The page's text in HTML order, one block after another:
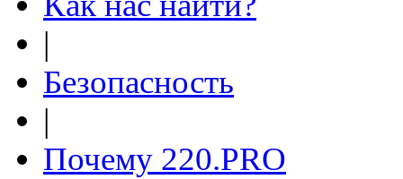
|
Безопасность
|
Почему 220.PRO